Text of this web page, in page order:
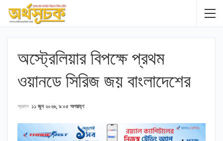
অস্ট্রেলিয়ার বিপক্ষে প্রথম
ওয়ানডে সিরিজ জয় বাংলাদেশের
প্রকাশ ১১ জুন ২০২৬, ৯:০৫ অপরাহ্ণ